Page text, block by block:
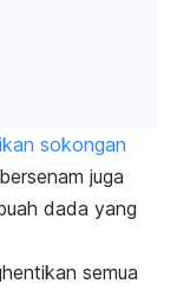
sokongan
juga
dada yang
semua